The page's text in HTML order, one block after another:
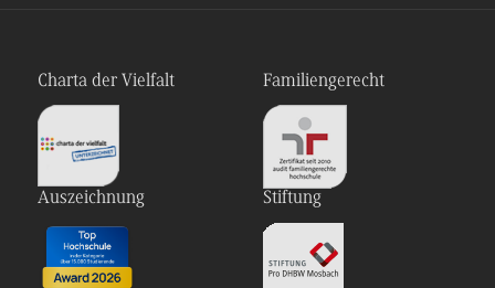
Charta der Vielfalt Familiengerecht
Auszeichnung Stiftung